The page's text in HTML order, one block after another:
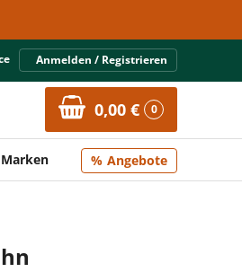
Anmelden / Registrieren
0,00 € 0
Marken Angebote